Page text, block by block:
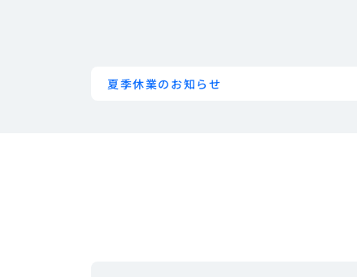
夏季休業のお知らせ